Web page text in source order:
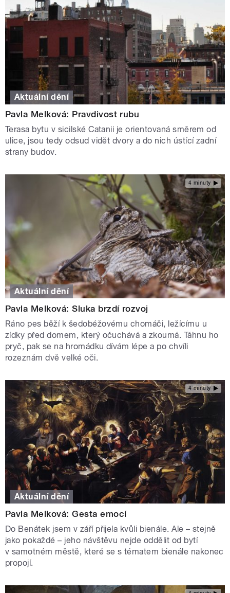
Aktuální dění
Pavla Melková: Pravdivost rubu
Terasa bytu v sicilské Catanii je orientovaná směrem od
ulice, jsou tedy odsud vidět dvory a do nich ústící zadní
strany budov.
4 minuty
Aktuální dění
Pavla Melková: Sluka brzdí rozvoj
Ráno pes běží k šedobéžovému chomáči, ležícímu u
zídky před domem, který očuchává a zkoumá. Táhnu ho
pryč, pak se na hromádku dívám lépe a po chvíli
rozeznám dvě velké oči.
4 minuty
Aktuální dění
Pavla Melková: Gesta emocí
Do Benátek jsem v září přijela kvůli bienále. Ale – stejně
jako pokaždé – jeho návštěvu nejde oddělit od bytí
v samotném městě, které se s tématem bienále nakonec
propojí.